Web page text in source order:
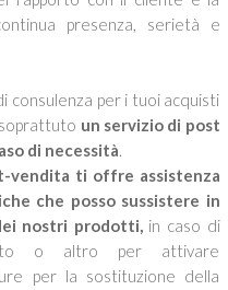
presenza, serietà e
consulenza per i tuoi acquisti
un servizio di post
di necessità.
vendita ti offre assistenza
che posso sussistere in
nostri prodotti,in caso di
o altro per attivare
per la sostituzione della